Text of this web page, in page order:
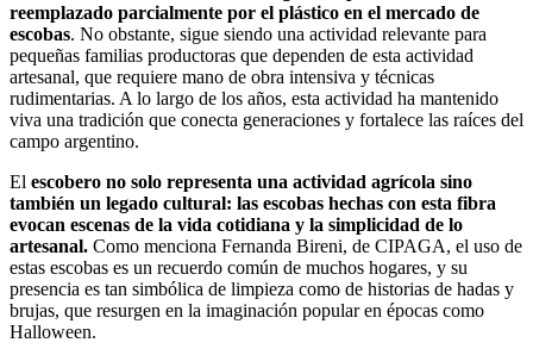
reemplazado parcialmente por el plástico en el mercado de
escobas. No obstante, sigue siendo una actividad relevante para
pequeñas familias productoras que dependen de esta actividad
artesanal, que requiere mano de obra intensiva y técnicas
rudimentarias. A lo largo de los años, esta actividad ha mantenido
viva una tradición que conecta generaciones y fortalece las raíces del
campo argentino.
El escobero no solo representa una actividad agrícola sino
también un legado cultural: las escobas hechas con esta fibra
evocan escenas de la vida cotidiana y la simplicidad de lo
artesanal. Como menciona Fernanda Bireni, de CIPAGA, el uso de
estas escobas es un recuerdo común de muchos hogares, y su
presencia es tan simbólica de limpieza como de historias de hadas y
brujas, que resurgen en la imaginación popular en épocas como
Halloween.